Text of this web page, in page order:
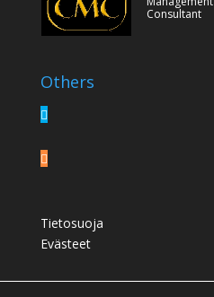
Consultant
Others
Tietosuoja
Evästeet